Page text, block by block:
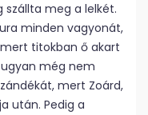
szállta meg a lelkét.
minden vagyonát,
titokban ő akart
ugyan még nem
mert Zoárd,
után. Pedig a